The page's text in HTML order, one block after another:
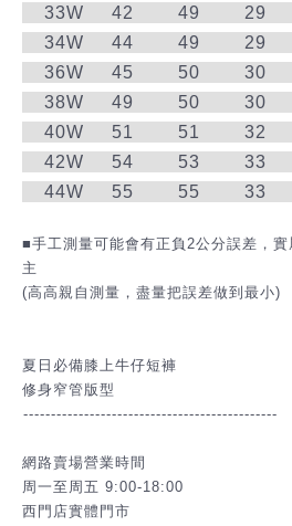
33W 42 49 29
34W 44 49 29
36W 45 50 30
38W 49 50 30
40W 51 51 32
42W 54 53 33
44W 55 55 33
■手工測量可能會有正負2公分誤差，
主
(高高親自測量，盡量把誤差做到最小)
夏日必備膝上牛仔短褲
修身窄管版型
⁡----------------------------------------------
網路賣場營業時間
周一至周五 9:00-18:00
西門店實體門市